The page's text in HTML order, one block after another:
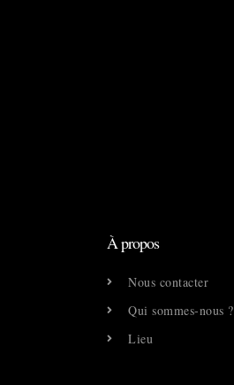
À propos
Nous contacter
Qui sommes-nous ?
Lieu